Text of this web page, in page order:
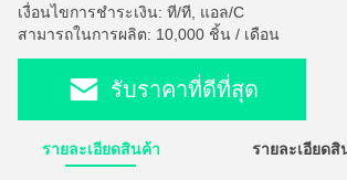
เงื่อนไขการชำระเงิน: ที/ที, แอล/C
สามารถในการผลิต: 10,000 ชิ้น / เดือน
รับราคาที่ดีที่สุด
รายละเอียดสินค้า รายละเอียดสิ